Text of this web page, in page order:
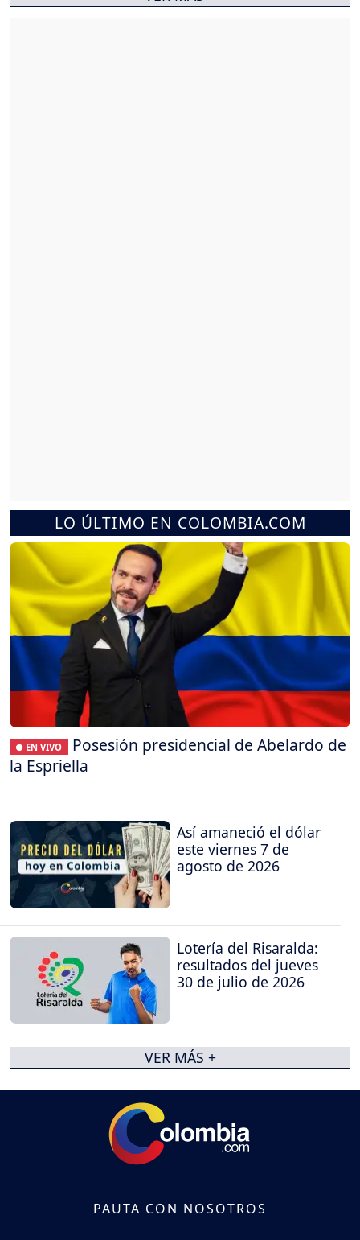
LO ÚLTIMO EN COLOMBIA.COM
● EN VIVO
Posesión presidencial de Abelardo de
la Espriella
Así amaneció el dólar
este viernes 7 de
agosto de 2026
Lotería del Risaralda:
resultados del jueves
30 de julio de 2026
VER MÁS +
PAUTA CON NOSOTROS